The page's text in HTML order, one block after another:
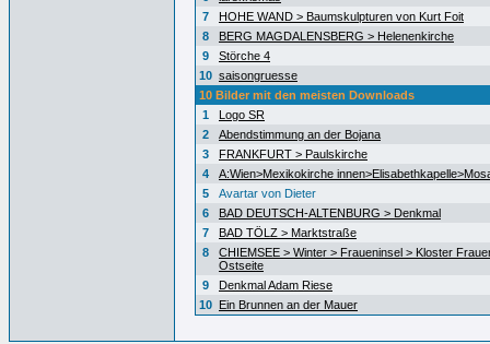
7
HOHE WAND > Baumskulpturen von Kurt Foit
8
BERG MAGDALENSBERG > Helenenkirche
9
Störche 4
10 saisongruesse
10 Bilder mit den meisten Downloads
1
Logo SR
2
Abendstimmung an der Bojana
3
FRANKFURT > Paulskirche
4
A:Wien>Mexikokirche
5
Avartar von Dieter
6
BAD DEUTSCH-ALTENBURG > Denkmal
7
BAD TÖLZ > Marktstraße
8
CHIEMSEE > Winter > Fraueninsel > Kloster
Ostseite
9
Denkmal Adam Riese
10 Ein Brunnen an der Mauer